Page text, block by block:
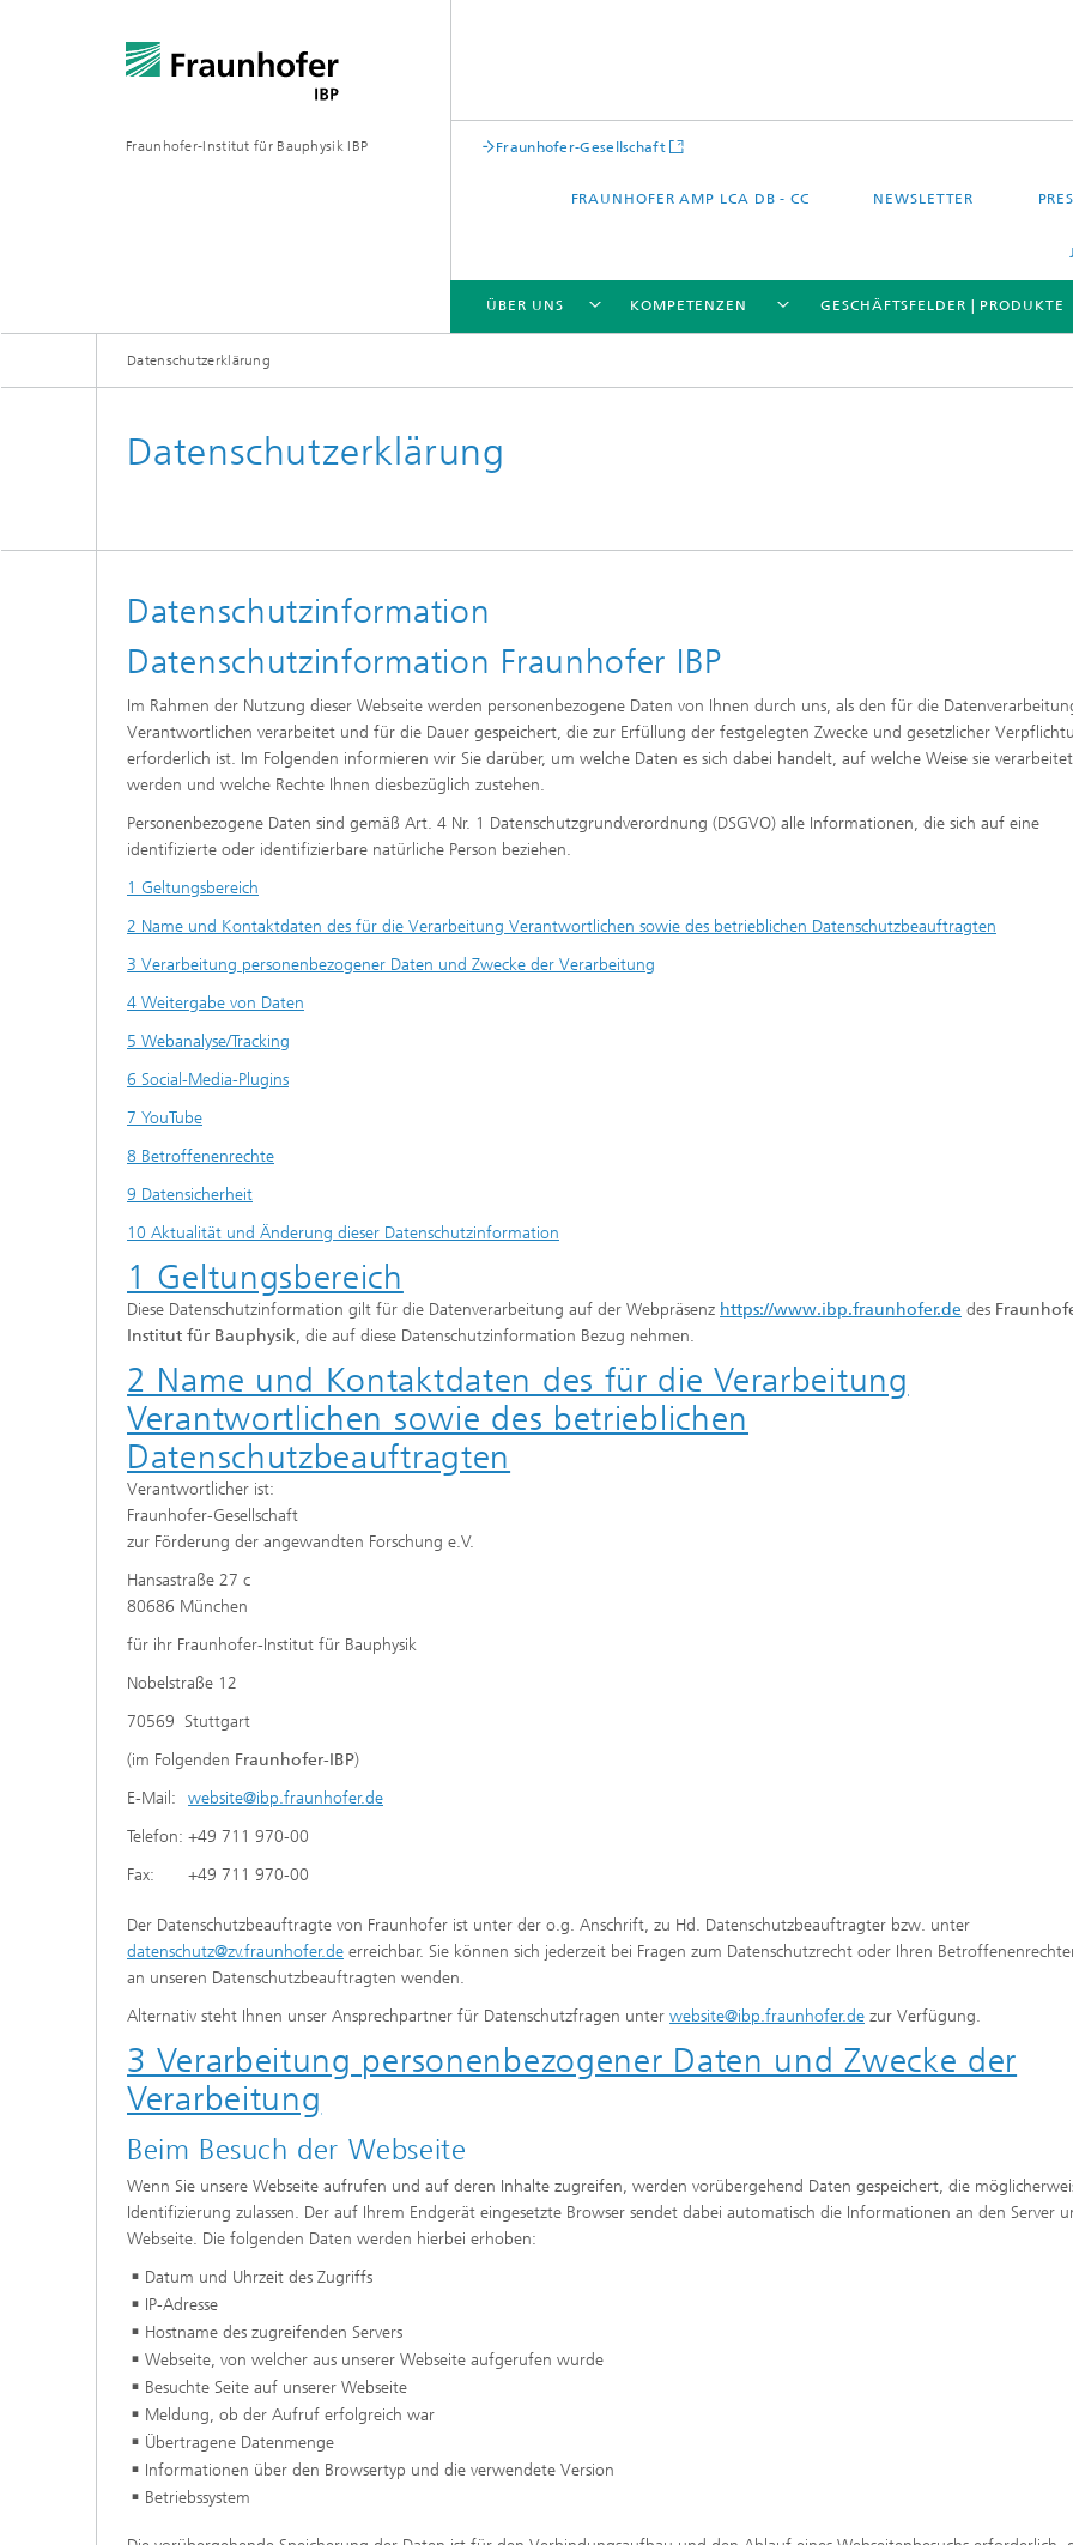
Fraunhofer-Institut für Bauphysik IBP Fraunhofer-Gesellschaft
FRAUNHOFER AMP LCA DB - CC NEWSLETTER
ÜBER UNS
ÜBER UNS
KOMPETENZEN
KOMPETENZEN
Digitale und nachhaltige Akustik
Technischer Schallschutz und
Fahrzeugakustik
Human-Centered Acoustic Design
Musikalische und Photoakustik
Evaluierung und Demonstration
Lichttechnik und passive
Solarsysteme
Flug- und Fahrzeugklimatisierung
Planungswerkzeuge
Thermische Behaglichkeit, Modelle
Werkstoffe und Produktsysteme
Methoden der Ganzheitlichen
Bilanzierung
Material und Schadensfälle im
Bauprozess
Ökologie und Mikrobiologie
Spurenanalytik
GESCHÄFTSFELDER | PRODUKTE
GESCHÄFTSFELDER | PRODUKTE
Datenschutzerklärung
Datenschutzerklärung
Datenschutzinformation
Datenschutzinformation Fraunhofer IBP
Im Rahmen der Nutzung dieser Webseite werden personenbezogene Daten von Ihnen durch uns, als den für die
Verantwortlichen verarbeitet und für die Dauer gespeichert, die zur Erfüllung der festgelegten Zwecke und gesetzlicher
erforderlich ist. Im Folgenden informieren wir Sie darüber, um welche Daten es sich dabei handelt, auf welche Weise sie verarbeitet
werden und welche Rechte Ihnen diesbezüglich zustehen.
Personenbezogene Daten sind gemäß Art. 4 Nr. 1 Datenschutzgrundverordnung (DSGVO) alle Informationen, die sich auf eine
identifizierte oder identifizierbare natürliche Person beziehen.
1 Geltungsbereich
2 Name und Kontaktdaten des für die Verarbeitung Verantwortlichen sowie des betrieblichen Datenschutzbeauftragten
3 Verarbeitung personenbezogener Daten und Zwecke der Verarbeitung
4 Weitergabe von Daten
5 Webanalyse/Tracking
6 Social-Media-Plugins
7 YouTube
8 Betroffenenrechte
9 Datensicherheit
10 Aktualität und Änderung dieser Datenschutzinformation
1 Geltungsbereich
Diese Datenschutzinformation gilt für die Datenverarbeitung auf der Webpräsenz https://www.ibp.fraunhofer.de des
Institut für Bauphysik, die auf diese Datenschutzinformation Bezug nehmen.
2 Name und Kontaktdaten des für die Verarbeitung
Verantwortlichen sowie des betrieblichen
Datenschutzbeauftragten
Verantwortlicher ist:
Fraunhofer-Gesellschaft
zur Förderung der angewandten Forschung e.V.
Hansastraße 27 c
80686 München
für ihr Fraunhofer-Institut für Bauphysik
Nobelstraße 12
70569 Stuttgart
(im Folgenden Fraunhofer-IBP)
E-Mail:
website@ibp.fraunhofer.de
Telefon: +49 711 970-00
Fax:
+49 711 970-00
Der Datenschutzbeauftragte von Fraunhofer ist unter der o.g. Anschrift, zu Hd. Datenschutzbeauftragter bzw. unter
datenschutz@zv.fraunhofer.de erreichbar. Sie können sich jederzeit bei Fragen zum Datenschutzrecht oder Ihren
an unseren Datenschutzbeauftragten wenden.
Alternativ steht Ihnen unser Ansprechpartner für Datenschutzfragen unter website@ibp.fraunhofer.de zur Verfügung.
3 Verarbeitung personenbezogener Daten und Zwecke der
Verarbeitung
Beim Besuch der Webseite
Wenn Sie unsere Webseite aufrufen und auf deren Inhalte zugreifen, werden vorübergehend Daten gespeichert, die
Identifizierung zulassen. Der auf Ihrem Endgerät eingesetzte Browser sendet dabei automatisch die Informationen an den Server
Webseite. Die folgenden Daten werden hierbei erhoben:
Datum und Uhrzeit des Zugriffs
IP-Adresse
Hostname des zugreifenden Servers
Webseite, von welcher aus unserer Webseite aufgerufen wurde
Besuchte Seite auf unserer Webseite
Meldung, ob der Aufruf erfolgreich war
Übertragene Datenmenge
Informationen über den Browsertyp und die verwendete Version
Betriebssystem